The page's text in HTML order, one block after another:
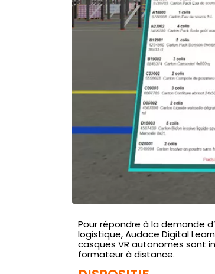
Pour répondre à la demande d’
logistique, Audace Digital
casques VR autonomes sont
formateur à distance.